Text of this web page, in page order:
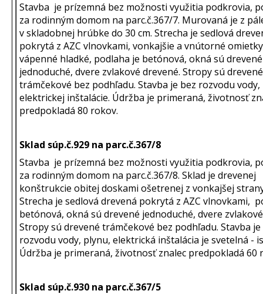
Stavba je prízemná bez možnosti využitia podkrovia,
za rodinným domom na parc.č.367/7. Murovaná je z
v skladobnej hrúbke do 30 cm. Strecha je sedlová
pokrytá z AZC vlnovkami, vonkajšie a vnútorné
vápenné hladké, podlaha je betónová, okná sú drevené
jednoduché, dvere zvlakové drevené. Stropy sú drevené
trámčekové bez podhľadu. Stavba je bez rozvodu
elektrickej inštalácie. Údržba je primeraná, životnosť
predpokladá 80 rokov.
Sklad súp.č.929 na parc.č.367/8
Stavba je prízemná bez možnosti využitia podkrovia,
za rodinným domom na parc.č.367/8. Sklad je drevenej
konštrukcie obitej doskami ošetrenej z vonkajšej
Strecha je sedlová drevená pokrytá z AZC vlnovkami,
betónová, okná sú drevené jednoduché, dvere
Stropy sú drevené trámčekové bez podhľadu. Stavba je
rozvodu vody, plynu, elektrická inštalácia je svetelná -
Údržba je primeraná, životnosť znalec predpokladá 60
Sklad súp.č.930 na parc.č.367/5